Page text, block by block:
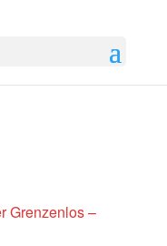
Grenzenlos –